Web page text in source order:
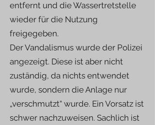
entfernt und die Wassertretstelle
wieder für die Nutzung
freigegeben.
Der Vandalismus wurde der Polizei
angezeigt. Diese ist aber nicht
zuständig, da nichts entwendet
wurde, sondern die Anlage nur
„verschmutzt“ wurde. Ein Vorsatz ist
schwer nachzuweisen. Sachlich ist